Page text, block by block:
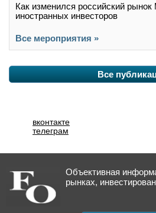
Как изменился российский рынок
иностранных инвесторов
Все мероприятия »
Все
вконтакте
телеграм
Объективная
рынках,